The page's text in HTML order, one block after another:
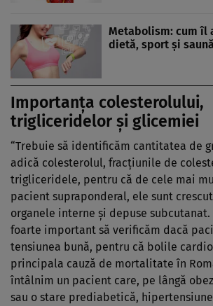
Metabolism: cum îl
dietă, sport şi
Importanţa colesterolului,
trigliceridelor şi glicemiei
“Trebuie să identificăm cantitatea de
adică colesterolul, fracţiunile de
trigliceridele, pentru că de cele mai
pacient supraponderal, ele sunt
organele interne şi depuse subcutanat.
foarte important să verificăm dacă
tensiunea bună, pentru că bolile
principala cauză de mortalitate în
întâlnim un pacient care, pe lângă
sau o stare prediabetică,